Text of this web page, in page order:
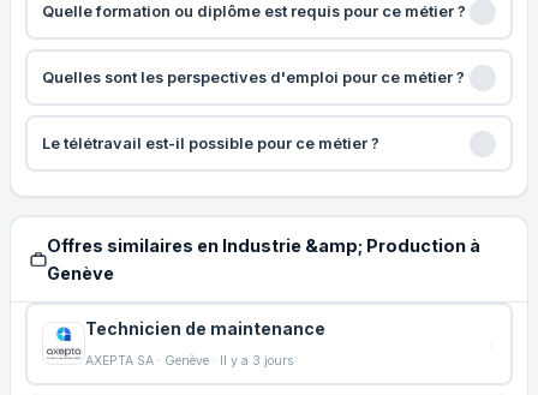
Quelle formation ou diplôme est requis pour ce métier ?
Quelles sont les perspectives d'emploi pour ce métier ?
Le télétravail est-il possible pour ce métier ?
Offres similaires en Industrie &amp; Production à
Genève
Technicien de maintenance
AXEPTA SA · Genève · Il y a 3 jours